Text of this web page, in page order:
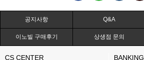
공지사항 Q&A
이노빌 구매후기 상생점 문의
CS CENTER BANKING